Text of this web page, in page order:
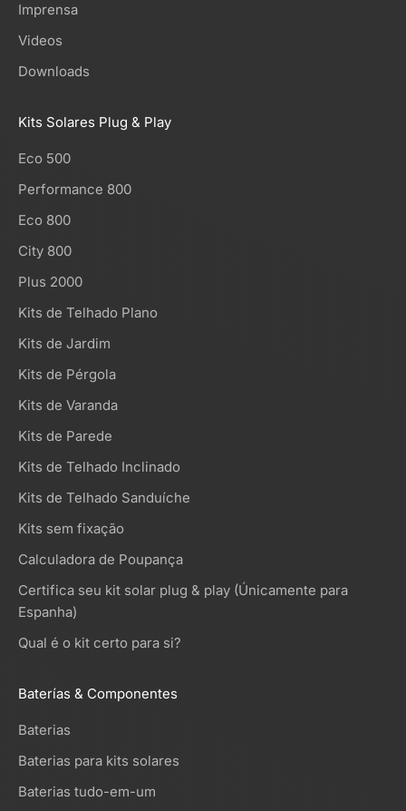
Imprensa
Videos
Downloads
Kits Solares Plug & Play
Eco 500
Performance 800
Eco 800
City 800
Plus 2000
Kits de Telhado Plano
Kits de Jardim
Kits de Pérgola
Kits de Varanda
Kits de Parede
Kits de Telhado Inclinado
Kits de Telhado Sanduíche
Kits sem fixação
Calculadora de Poupança
Certifica seu kit solar plug & play (Únicamente para
Espanha)
Qual é o kit certo para si?
Baterías & Componentes
Baterias
Baterias para kits solares
Baterias tudo-em-um